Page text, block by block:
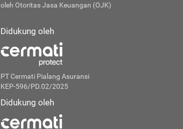
oleh Otoritas Jasa Keuangan (OJK)
Didukung oleh
PT Cermati Pialang Asuransi
KEP-596/PD.02/2025
Didukung oleh